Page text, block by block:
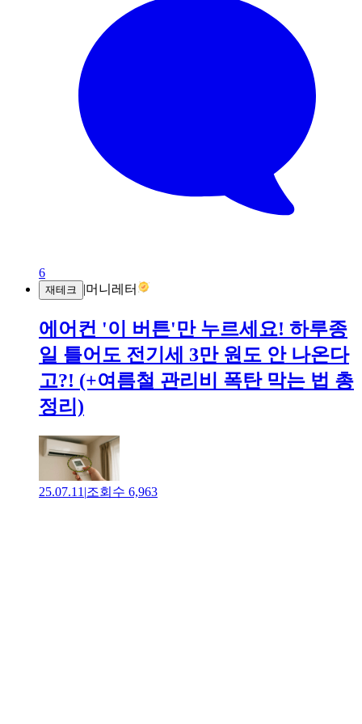
6
재테크 |머니레터
에어컨 '이 버튼'만 누르세요! 하루종
일 틀어도 전기세 3만 원도 안 나온다
고?! (+여름철 관리비 폭탄 막는 법 총
정리)
25.07.11 |조회수 6,963